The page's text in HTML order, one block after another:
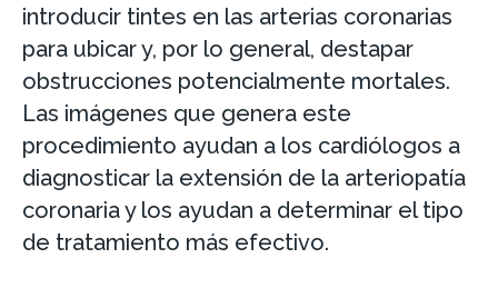
introducir tintes en las arterias coronarias
para ubicar y, por lo general, destapar
obstrucciones potencialmente mortales.
Las imágenes que genera este
procedimiento ayudan a los cardiólogos a
diagnosticar la extensión de la arteriopatía
coronaria y los ayudan a determinar el tipo
de tratamiento más efectivo.